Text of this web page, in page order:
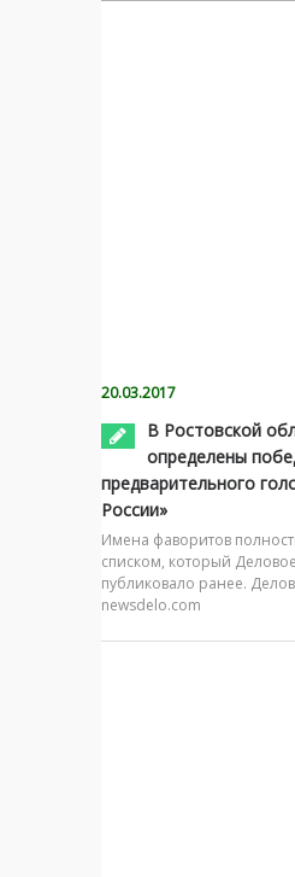
20.03.2017
В Ростовской
определены
предварительного
России»
Имена фаворитов
списком, который
публиковало ранее.
newsdelo.com